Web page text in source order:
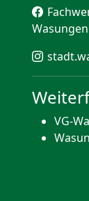
Wasungen
VG-